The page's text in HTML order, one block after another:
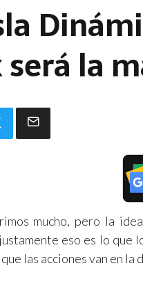
la
mucho, pero la
eso es lo que
las acciones van en la